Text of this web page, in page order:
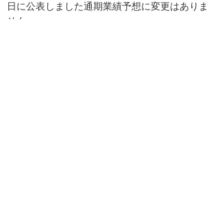
日に公表しました通期業績予想に変更はありま
せん。